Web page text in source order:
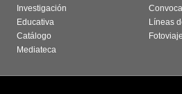
Investigación
Educativa
Catálogo
Mediateca
Líneas